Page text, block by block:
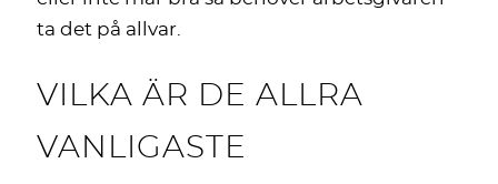
ta det på allvar.
VILKA ÄR DE ALLRA
VANLIGASTE